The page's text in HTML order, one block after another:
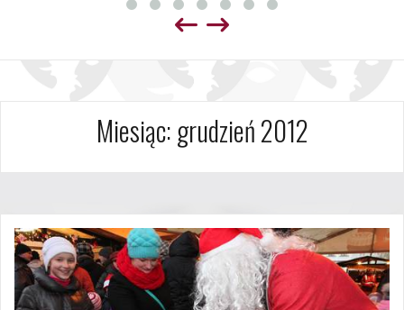
Miesiąc:grudzień 2012